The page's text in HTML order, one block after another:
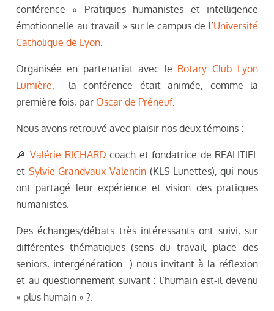
conférence « Pratiques humanistes et intelligence
émotionnelle au travail » sur le campus de l’Université
Catholique de Lyon.
Organisée en partenariat avec le Rotary Club Lyon
Lumière, la conférence était animée, comme la
première fois, par Oscar de Préneuf.
Nous avons retrouvé avec plaisir nos deux témoins :
🔎 Valérie RICHARD coach et fondatrice de REALITIEL
et Sylvie Grandvaux Valentin (KLS-Lunettes), qui nous
ont partagé leur expérience et vision des pratiques
humanistes.
Des échanges/débats très intéressants ont suivi, sur
différentes thématiques (sens du travail, place des
seniors, intergénération…) nous invitant à la réflexion
et au questionnement suivant : l’humain est-il devenu
« plus humain » ?.